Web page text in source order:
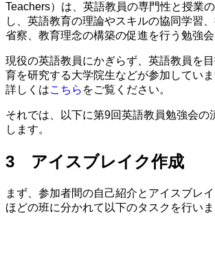
Teachers）は、英語教員の専門性と授業
し、英語教育の理論やスキルの協同学習
省察、教育理念の構築の促進を行う勉強会
現役の英語教員にかぎらず、英語教員を
育を研究する大学院生などが参加していま
詳しくはこちら をご覧ください。
それでは、以下に第9回英語教員勉強会の
します。
3 アイスブレイク作成
まず、参加者間の自己紹介とアイスブレ
ほどの班に分かれて以下のタスクを行いま